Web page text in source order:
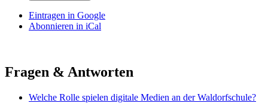
Eintragen in Google
Abonnieren in iCal
Fragen & Antworten
Welche Rolle spielen digitale Medien an der Waldorfschule?